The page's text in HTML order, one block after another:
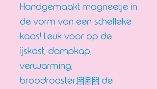
Handgemaakt magneetje in
de vorm van een schelleke
kaas! Leuk voor op de
ijskast, dampkap,
verwarming,
broodrooster,... de